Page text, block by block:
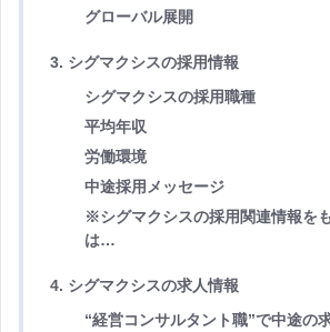
グローバル展開
3. シグマクシスの採用情報
シグマクシスの採用職種
平均年収
労働環境
中途採用メッセージ
※シグマクシスの採用関連情報を
は…
4. シグマクシスの求人情報
“経営コンサルタント職”で中途の